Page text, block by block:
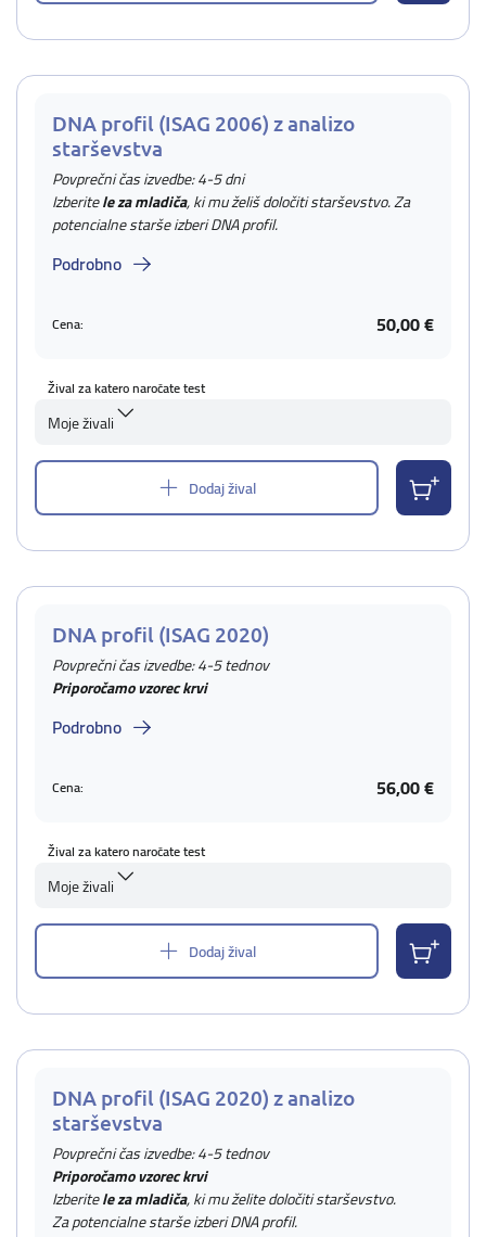
DNA profil (ISAG 2006) z analizo
starševstva
Povprečni čas izvedbe: 4-5 dni
Izberitele za mladiča, ki mu želiš določiti starševstvo. Za
potencialne starše izberi DNA profil.
Podrobno
Cena: 50,00 €
Žival za katero naročate test
Moje živali
Dodaj žival
DNA profil (ISAG 2020)
Povprečni čas izvedbe: 4-5 tednov
Priporočamo vzorec krvi
Podrobno
Cena: 56,00 €
Žival za katero naročate test
Moje živali
Dodaj žival
DNA profil (ISAG 2020) z analizo
starševstva
Povprečni čas izvedbe: 4-5 tednov
Priporočamo vzorec krvi
Izberitele za mladiča, ki mu želite določiti starševstvo.
Za potencialne starše izberi DNA profil.